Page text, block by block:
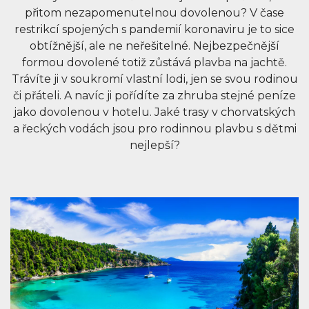
přitom nezapomenutelnou dovolenou? V čase
restrikcí spojených s pandemií koronaviru je to sice
obtížnější, ale ne neřešitelné. Nejbezpečnější
formou dovolené totiž zůstává plavba na jachtě.
Trávíte ji v soukromí vlastní lodi, jen se svou rodinou
či přáteli. A navíc ji pořídíte za zhruba stejné peníze
jako dovolenou v hotelu. Jaké trasy v chorvatských
a řeckých vodách jsou pro rodinnou plavbu s dětmi
nejlepší?